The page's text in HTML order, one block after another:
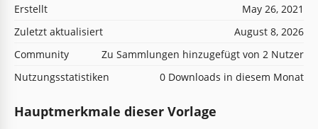
Erstellt
May 26, 2021
Zuletzt aktualisiert
August 8, 2026
Community
Zu Sammlungen hinzugefügt von 2 Nutzer
Nutzungsstatistiken
0 Downloads in diesem Monat
Hauptmerkmale dieser Vorlage